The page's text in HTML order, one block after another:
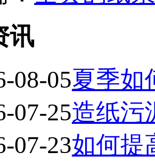
讯
08-05夏季如
07-25造纸污
07-23如何提